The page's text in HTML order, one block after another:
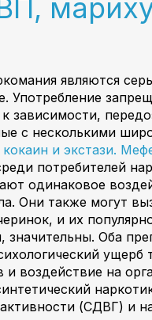
являются
зависимости,
с несколькими
и экстази.
потребителей
одинаковое
Они также могут
и их
значительны. Оба
ущерб
и воздействие на
(СДВГ) и